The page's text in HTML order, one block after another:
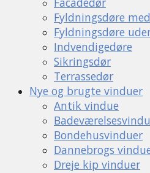
Fyldningsdøre
Fyldningsdøre
Indvendigedøre
Sikringsdør
Terrassedør
Nye og brugte vinduer
Antik vindue
Bondehusvinduer
Dannebrogs
Dreje kip vinduer